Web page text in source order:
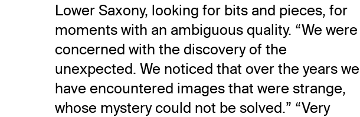
Lower Saxony, looking for bits and pieces, for
moments with an ambiguous quality. “We were
concerned with the discovery of the
unexpected. We noticed that over the years we
have encountered images that were strange,
whose mystery could not be solved.” “Very